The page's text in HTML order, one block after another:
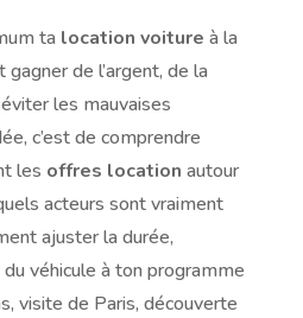
ta location voiture à la
de l’argent, de la
les mauvaises
c’est de comprendre
les offres location autour
acteurs sont vraiment
ajuster la durée,
du véhicule à ton programme
visite de Paris, découverte